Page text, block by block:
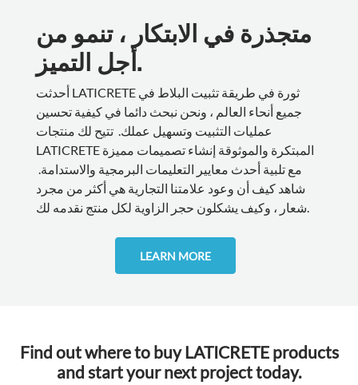
متجذرة في الابتكار ، تنمو من
أجل التميز.
أحدثت LATICRETE ثورة في طريقة تثبيت البلاط في
جميع أنحاء العالم ، ونحن نبحث دائما في كيفية تحسين
عمليات التثبيت وتسهيل عملك. تتيح لك منتجات
LATICRETE المبتكرة والموثوقة إنشاء تصميمات مميزة
مع تلبية أحدث معايير التعليمات البرمجية والاستدامة.
شاهد كيف أن وعود علامتنا التجارية هي أكثر من مجرد
شعار ، وكيف يشكلون حجر الزاوية لكل منتج نقدمه لك.
LEARN MORE
Find out where to buy LATICRETE products
and start your next project today.